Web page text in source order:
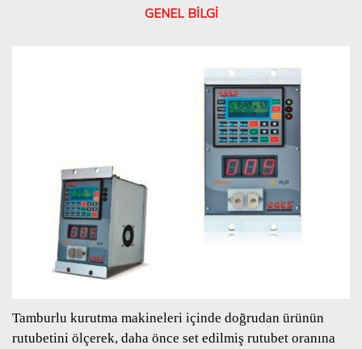
GENEL BİLGİ
Tamburlu kurutma makineleri içinde doğrudan ürünün
rutubetini ölçerek, daha önce set edilmiş rutubet oranına